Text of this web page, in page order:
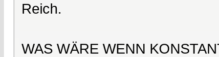
Reich.
WAS WÄRE WENN